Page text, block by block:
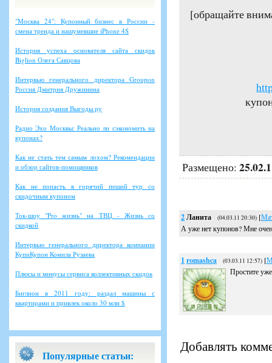
"Москва 24": Купонный бизнес в России -
смена тренда и нашумевшие iPhone 4S
История успеха основателя сайта скидок
Biglion Олега Савцова
Интервью генерального директора Groupon
Россия Дмитрия Дружинина
История создания Выгоды.ру
Радио Эхо Москвы: Реально ли сэкономить на
купонах?
Как не стать тем самым лохом? Рекомендации
и обзор сайтов-помощников
Как не попасть в горячий пеший тур со
скидочным купоном
Ток-шоу "Pro жизнь" на ТВЦ - Жизнь со
скидкой
Интервью генерального директора компании
КупиКупон Комила Рузаева
Плюсы и минусы сервиса коллективных скидок
Биглион в 2011 году: раздал машины с
квартирами и привлек около 30 млн $
Популярные статьи:
[обращайте
Размещено:
2Ланита (04.03.11 20:30) [
А уже нет купонов? Мне
1 romashca (03.03.11 12:57) [
Простите
Добавлять